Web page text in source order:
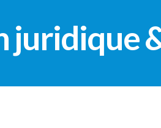
juridique